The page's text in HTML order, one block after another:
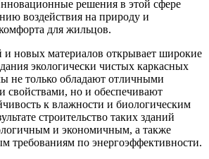
решения в этой сфере
воздействия на природу и
для жильцов.
и новых материалов открывает широкие
экологически чистых каркасных
не только обладают отличными
свойствами, но и обеспечивают
к влажности и биологическим
строительство таких зданий
и экономичным, а также
требованиям по энергоэффективности.